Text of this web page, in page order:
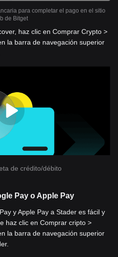
para completar el pago en el sitio
de Bitget
haz clic en Comprar Crypto >
la barra de navegación superior
de crédito/débito
Pay o Apple Pay
y Apple Pay a Stader es fácil y
haz clic en Comprar cripto >
la barra de navegación superior